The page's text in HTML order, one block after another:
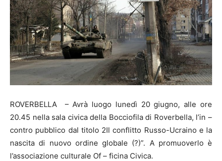
ROVERBELLA – Avrà luogo lunedì 20 giugno, alle ore
20.45 nella sala civica della Bocciofila di Roverbella, l’in –
contro pubblico dal titolo 2Il conflitto Russo-Ucraino e la
nascita di nuovo ordine globale (?)”. A promuoverlo è
l’associazione culturale Of – ficina Civica.